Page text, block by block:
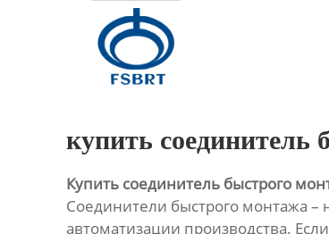
Контакты
купить
Купить соединитель быстрого
Соединители быстрого монтажа
автоматизации производства.